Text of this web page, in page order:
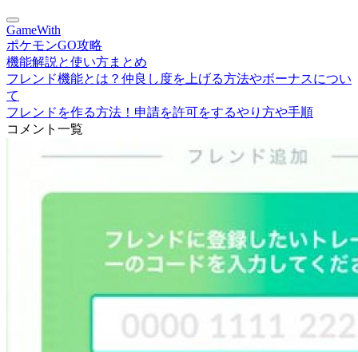
GameWith
ポケモンGO攻略
機能解説と使い方まとめ
フレンド機能とは？仲良し度を上げる方法やボーナスについ
て
フレンドを作る方法！申請を許可をするやり方や手順
コメント一覧